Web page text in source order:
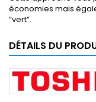
économies mais
“vert”.
DÉTAILS DU